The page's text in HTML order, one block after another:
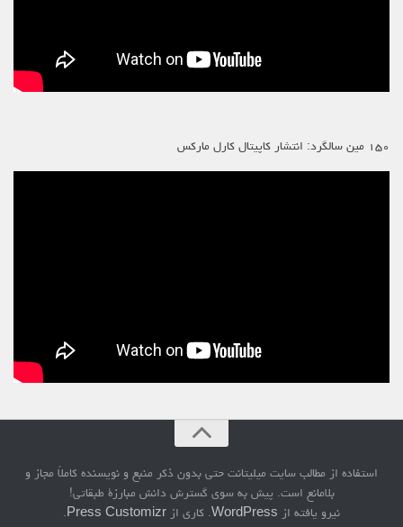
۱۵۰ مین سالگرد: انتشار کاپیتال کارل مارکس
استفاده از مطالب سایت میلیتانت حتی بدون ذکر منبع و نویسنده کاملاً مجاز و
بلامانع است. پیش به سوی گسترش دانش مبارزۀ طبقاتی!
نیرو یافته از WordPress. کاری از Press Customizr
.